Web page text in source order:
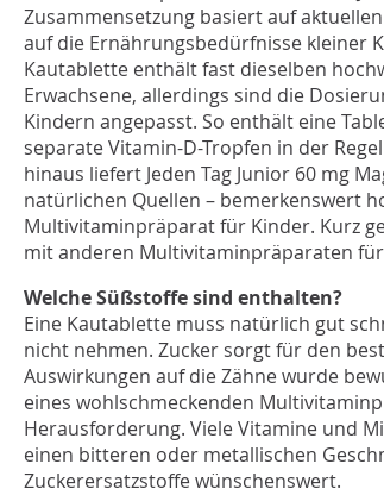
Zusammensetzung basiert auf
auf die Ernährungsbedürfnisse kleiner
Kautablette enthält fast dieselben
Erwachsene, allerdings sind die
Kindern angepasst. So enthält eine
separate Vitamin-D-Tropfen in der
hinaus liefert Jeden Tag Junior 60 mg
natürlichen Quellen – bemerkenswert
Multivitaminpräparat für Kinder. Kurz
mit anderen Multivitaminpräparaten
Welche Süßstoffe sind enthalten?
Eine Kautablette muss natürlich gut
nicht nehmen. Zucker sorgt für den
Auswirkungen auf die Zähne wurde
eines wohlschmeckenden
Herausforderung. Viele Vitamine und
einen bitteren oder metallischen
Zuckerersatzstoffe wünschenswert.